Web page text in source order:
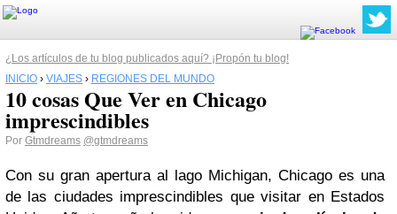
¿Los artículos de tu blog publicados aquí? ¡Propón tu blog!
INICIO › VIAJES › REGIONES DEL MUNDO
10 cosas Que Ver en Chicago
imprescindibles
Por Gtmdreams @gtmdreams
Con su gran apertura al lago Michigan, Chicago es una
de las ciudades imprescindibles que visitar en Estados